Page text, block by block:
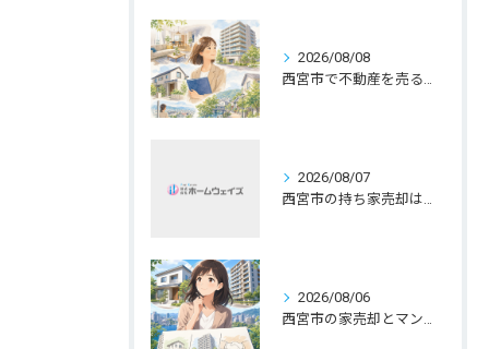
2026/08/08
2026/08/07
2026/08/06